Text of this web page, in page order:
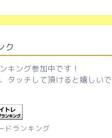
ク
キング参加中です！
タッチして頂けると嬉しいで
ドランキング